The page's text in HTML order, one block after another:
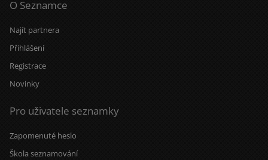
O Seznamce
Najít partnera
Přihlášení
Registrace
Novinky
Pro uživatele seznamky
Zapomenuté heslo
Škola seznamování